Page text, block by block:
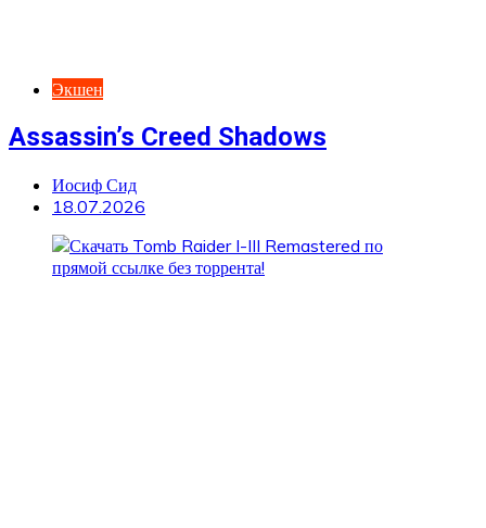
Экшен
Assassin’s Creed Shadows
Иосиф Сид
18.07.2026